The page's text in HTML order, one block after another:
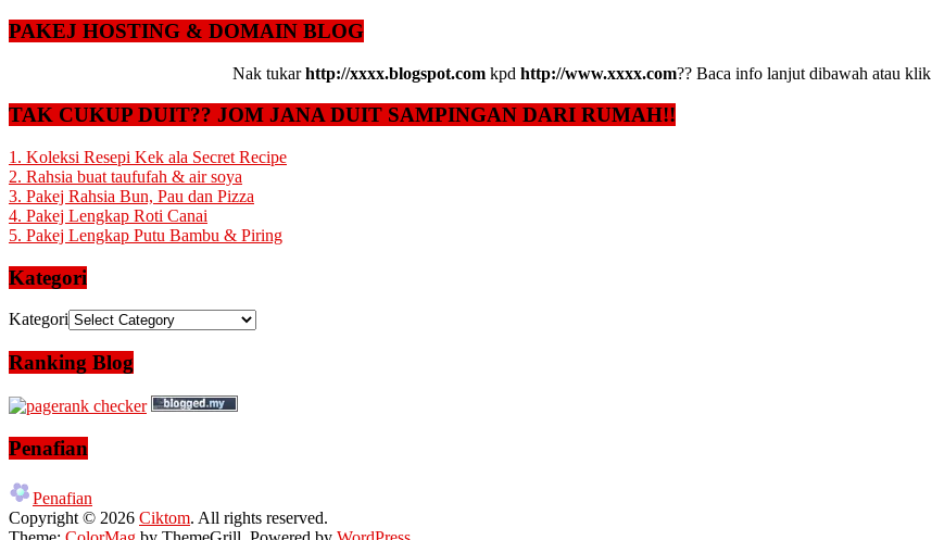
PAKEJ HOSTING & DOMAIN BLOG
Nak tukarhttp://xxxx.blogspot.com kpd http://www.xxxx.com?? Baca info lanjut dibawah atau klik
TAK CUKUP DUIT?? JOM JANA DUIT SAMPINGAN DARI RUMAH!!
1. Koleksi Resepi Kek ala Secret Recipe
2. Rahsia buat taufufah & air soya
3. Pakej Rahsia Bun, Pau dan Pizza
4. Pakej Lengkap Roti Canai
5. Pakej Lengkap Putu Bambu & Piring
Kategori
Kategori
Ranking Blog
Penafian
Penafian
Copyright © 2026 Ciktom. All rights reserved.